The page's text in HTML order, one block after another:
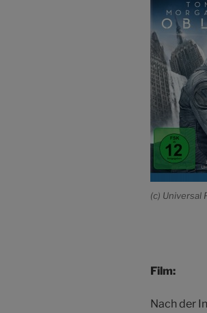
(c) Universal
Film:
Nach der